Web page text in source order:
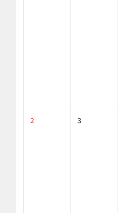
2 3